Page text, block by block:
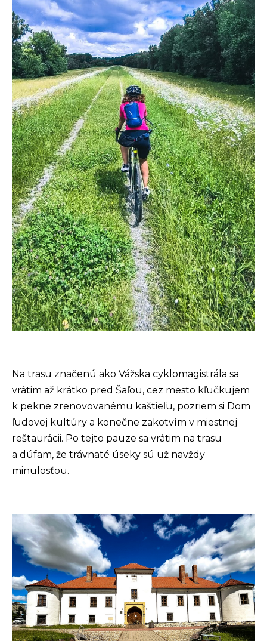
Na trasu značenú ako Vážska cyklomagistrála sa
vrátim až krátko pred Šaľou, cez mesto kľučkujem
k pekne zrenovovanému kaštieľu, pozriem si Dom
ľudovej kultúry a konečne zakotvím v miestnej
reštaurácii. Po tejto pauze sa vrátim na trasu
a dúfam, že trávnaté úseky sú už navždy
minulosťou.